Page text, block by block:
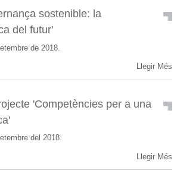
sostenible: la
del futur'
de 2018.
Llegir Més
'Competències per a una
del 2018.
Llegir Més